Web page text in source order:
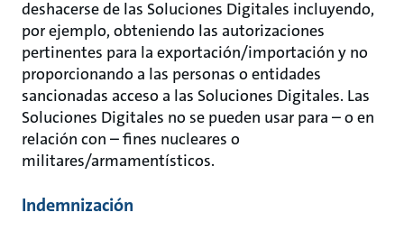
deshacerse de las Soluciones Digitales incluyendo,
por ejemplo, obteniendo las autorizaciones
pertinentes para la exportación/importación y no
proporcionando a las personas o entidades
sancionadas acceso a las Soluciones Digitales. Las
Soluciones Digitales no se pueden usar para – o en
relación con – fines nucleares o
militares/armamentísticos.
Indemnización